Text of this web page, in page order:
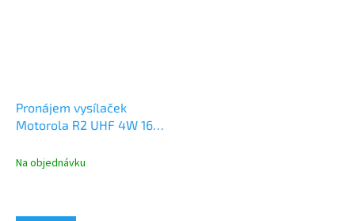
Pronájem vysílaček
Motorola R2 UHF 4W 16k,
Na objednávku